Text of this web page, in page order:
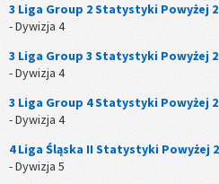
3 Liga Group 2 Statystyki Powyżej
- Dywizja 4
3 Liga Group 3 Statystyki Powyżej
- Dywizja 4
3 Liga Group 4 Statystyki Powyżej
- Dywizja 4
4 Liga Śląska II Statystyki Powyżej
- Dywizja 5